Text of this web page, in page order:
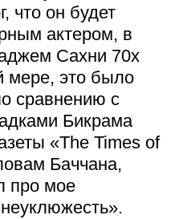
что он будет
актером, в
Сахни 70х
мере, это было
сравнению с
Бикрама
«The Times of
Баччана,
про мое